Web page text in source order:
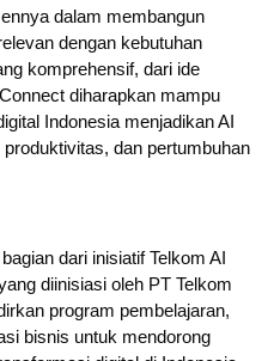
dalam membangun
dengan kebutuhan
komprehensif, dari ide
diharapkan mampu
Indonesia menjadikan AI
dan pertumbuhan
dari inisiatif Telkom AI
diinisiasi oleh PT Telkom
program pembelajaran,
bisnis untuk mendorong